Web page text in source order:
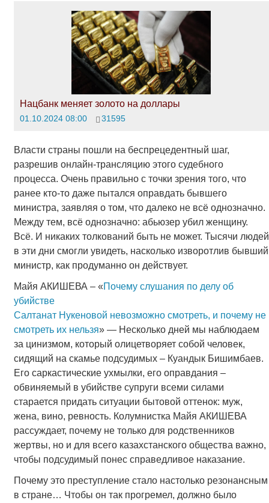
Нацбанк меняет золото на доллары
01.10.2024 08:00 31595
Власти страны пошли на беспрецедентный шаг,
разрешив онлайн-трансляцию этого судебного
процесса. Очень правильно с точки зрения того, что
ранее кто-то даже пытался оправдать бывшего
министра, заявляя о том, что далеко не всё однозначно.
Между тем, всё однозначно: абьюзер убил женщину.
Всё. И никаких толкований быть не может. Тысячи людей
в эти дни смогли увидеть, насколько изворотлив бывший
министр, как продуманно он действует.
Майя АКИШЕВА – «Почему слушания по делу об
убийстве
Салтанат Нукеновой невозможно смотреть, и почему не
смотреть их нельзя» — Несколько дней мы наблюдаем
за цинизмом, который олицетворяет собой человек,
сидящий на скамье подсудимых – Куандык Бишимбаев.
Его саркастические ухмылки, его оправдания –
обвиняемый в убийстве супруги всеми силами
старается придать ситуации бытовой оттенок: муж,
жена, вино, ревность. Колумнистка Майя АКИШЕВА
рассуждает, почему не только для родственников
жертвы, но и для всего казахстанского общества важно,
чтобы подсудимый понес справедливое наказание.
Почему это преступление стало настолько резонансным
в стране… Чтобы он так прогремел, должно было